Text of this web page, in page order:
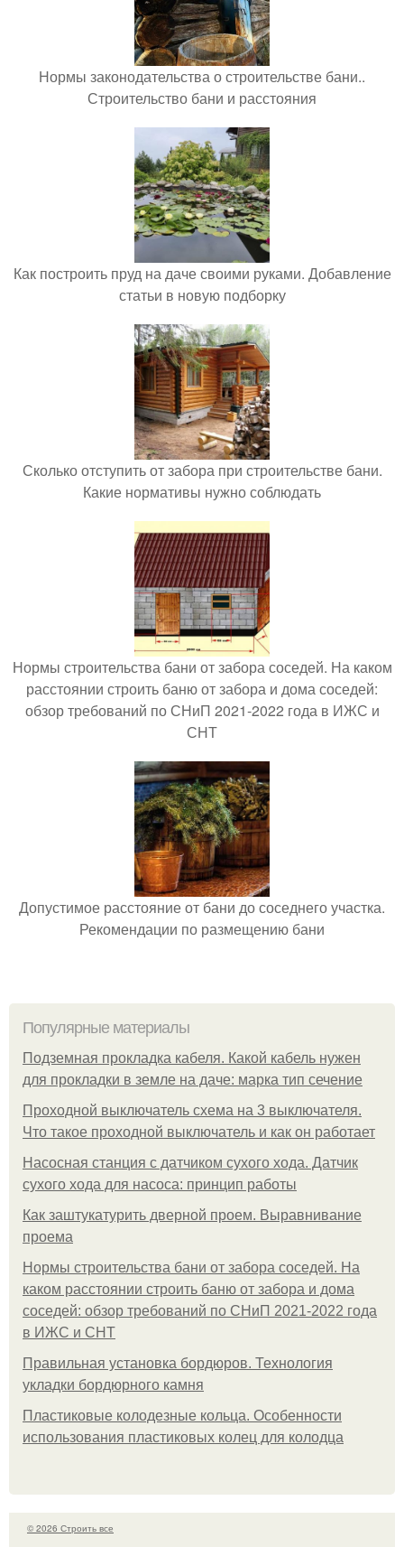
Нормы законодательства о строительстве бани..
Строительство бани и расстояния
Как построить пруд на даче своими руками. Добавление
статьи в новую подборку
Сколько отступить от забора при строительстве бани.
Какие нормативы нужно соблюдать
Нормы строительства бани от забора соседей. На каком
расстоянии строить баню от забора и дома соседей:
обзор требований по СНиП 2021-2022 года в ИЖС и
СНТ
Допустимое расстояние от бани до соседнего участка.
Рекомендации по размещению бани
Популярные материалы
Подземная прокладка кабеля. Какой кабель нужен
для прокладки в земле на даче: марка тип сечение
Проходной выключатель схема на 3 выключателя.
Что такое проходной выключатель и как он работает
Насосная станция с датчиком сухого хода. Датчик
сухого хода для насоса: принцип работы
Как заштукатурить дверной проем. Выравнивание
проема
Нормы строительства бани от забора соседей. На
каком расстоянии строить баню от забора и дома
соседей: обзор требований по СНиП 2021-2022 года
в ИЖС и СНТ
Правильная установка бордюров. Технология
укладки бордюрного камня
Пластиковые колодезные кольца. Особенности
использования пластиковых колец для колодца
© 2026 Строить все